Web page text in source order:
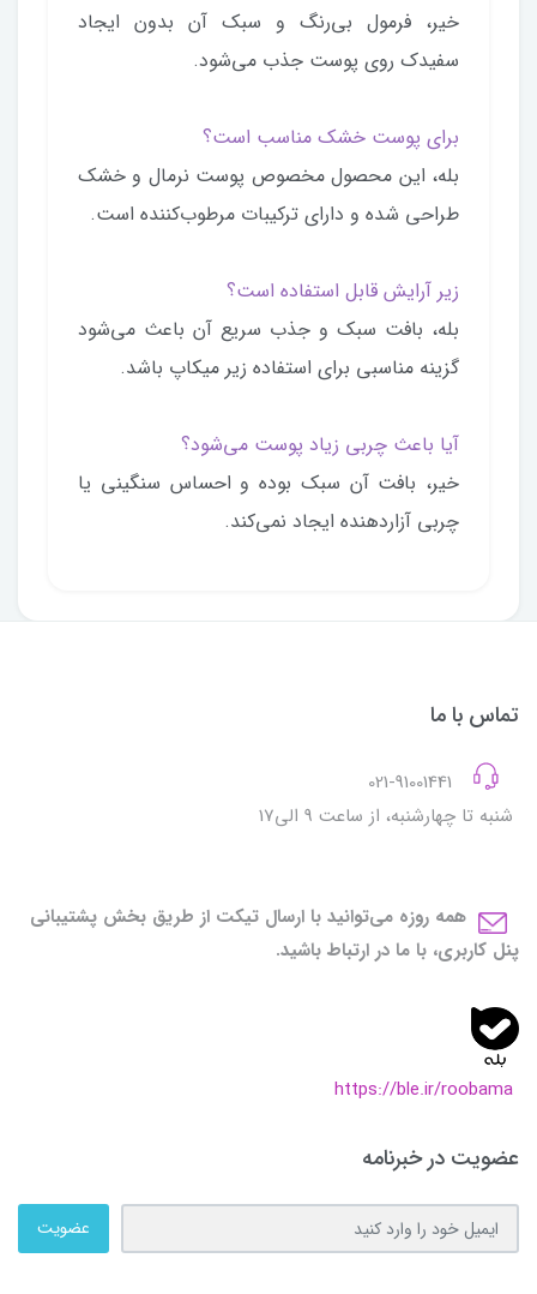
خیر، فرمول بی‌رنگ و سبک آن بدون ایجاد
سفیدک روی پوست جذب می‌شود.
برای پوست خشک مناسب است؟
بله، این محصول مخصوص پوست نرمال و خشک
طراحی شده و دارای ترکیبات مرطوب‌کننده است.
زیر آرایش قابل استفاده است؟
بله، بافت سبک و جذب سریع آن باعث می‌شود
گزینه مناسبی برای استفاده زیر میکاپ باشد.
آیا باعث چربی زیاد پوست می‌شود؟
خیر، بافت آن سبک بوده و احساس سنگینی یا
چربی آزاردهنده ایجاد نمی‌کند.
تماس با ما
شنبه تا چهارشنبه، از ساعت 9 الی17
همه روزه می‌توانید با ارسال تیکت از طریق بخش پشتیبانی
پنل کاربری، با ما در ارتباط باشید.
https://ble.ir/roobama
عضویت در خبرنامه
عضویت